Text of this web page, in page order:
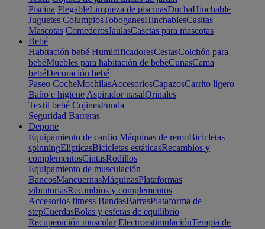
Piscina PlegableLimpieza de piscinasDuchaHinchable
Juguetes ColumpiosToboganesHinchablesCasitas
Mascotas ComederosJaulasCasetas para mascotas
Bebé
Habitación bebé HumidificadoresCestasColchón para
bebéMuebles para habitación de bebéCunasCama
bebéDecoración bebé
Paseo CocheMochilasAccesoriosCapazosCarrito ligero
Baño e higiene Aspirador nasalOrinales
Textil bebé CojinesFunda
Seguridad Barreras
Deporte
Equipamiento de cardio Máquinas de remoBicicletas
spinningElípticasBicicletas estáticasRecambios y
complementosCintasRodillos
Equipamiento de musculación
BancosMancuernasMáquinasPlataformas
vibratoriasRecambios y complementos
Accesorios fitness BandasBarrasPlataforma de
stepCuerdasBolas y esferas de equilibrio
Recuperación muscular ElectroestimulaciónTerapia de